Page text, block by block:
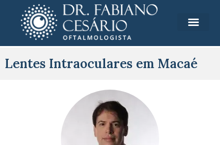
Lentes Intraoculares em Macaé